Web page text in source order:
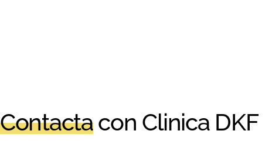
Contactacon Clinica DKF